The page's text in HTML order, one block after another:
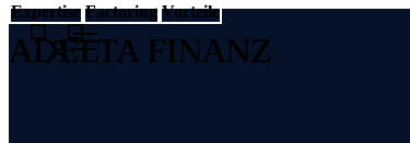
Expertise Factoring Vorteile